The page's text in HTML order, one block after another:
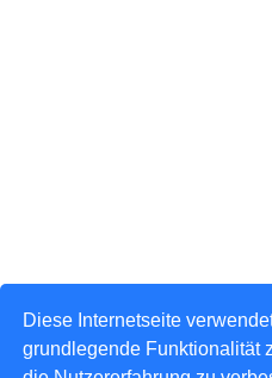
Diese Internetseite
grundlegende Funktionalität